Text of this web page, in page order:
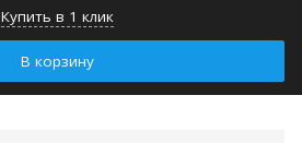
Купить в 1 клик
В корзину